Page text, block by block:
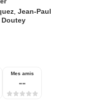
,Jean-Paul
Doutey
Mes amis
--